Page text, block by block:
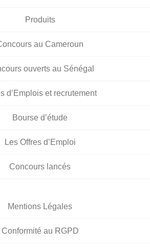
Produits
au Cameroun
ouverts au Sénégal
d’Emplois et recrutement
Bourse d’étude
Les Offres d’Emploi
Concours lancés
Mentions Légales
Conformité au RGPD